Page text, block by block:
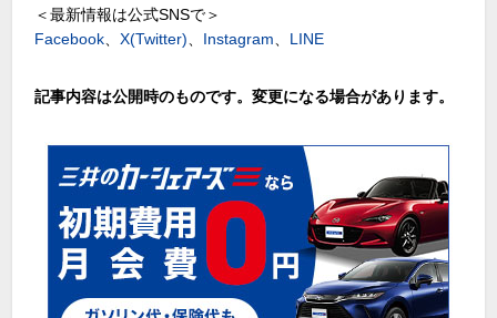
＜最新情報は公式SNSで＞
Facebook、X(Twitter)、 Instagram、 LINE
記事内容は公開時のものです。変更になる場合があります。